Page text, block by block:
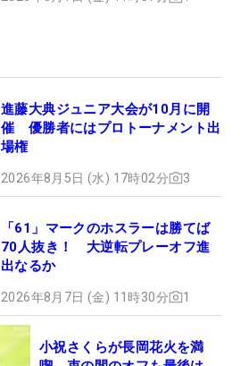
進藤大典ジュニア大会が10月に開
催 優勝者にはプロトーナメント出
場権
2026年8月5日 (水) 17時02分 3
「61」マークのホスラーは勝てば
70人抜き！ 大逆転プレーオフ進
出なるか
2026年8月7日 (金) 11時30分 1
小祝さくらが長岡花火を満